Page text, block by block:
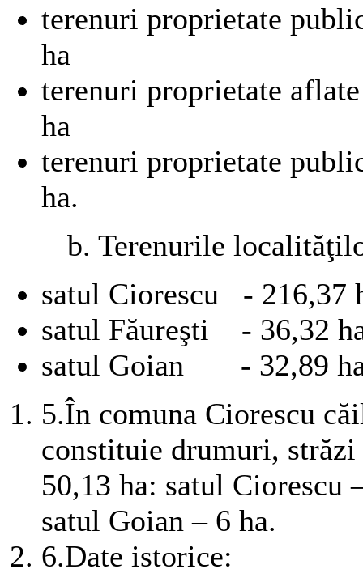
terenuri proprietate
ha
terenuri proprietate
ha
terenuri
ha.
b. Terenurile
satul Ciorescu - 216,37
satul Făureşti - 36,32
satul Goian - 32,89
5.În comuna Ciorescu
constituie drumuri,
50,13 ha: satul Ciorescu
satul Goian – 6 ha.
6.Date istorice: